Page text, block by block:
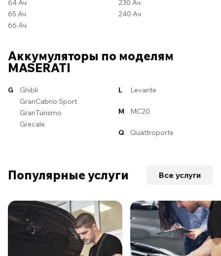
64 Ач
65 Ач
66 Ач
230 Ач
240 Ач
Аккумуляторы по моделям
MASERATI
G
Ghibli
GranCabrio Sport
GranTurismo
Grecale
L Levante
M MC20
Q Quattroporte
Популярные услуги Все услуги